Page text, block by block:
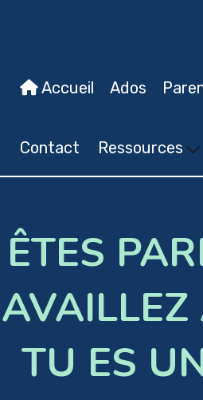
Accueil Ados
Contact Ressources
TU ES